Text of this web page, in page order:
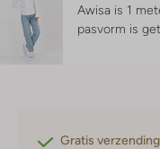
Awisa is 1
pasvorm is
Gratis verzending